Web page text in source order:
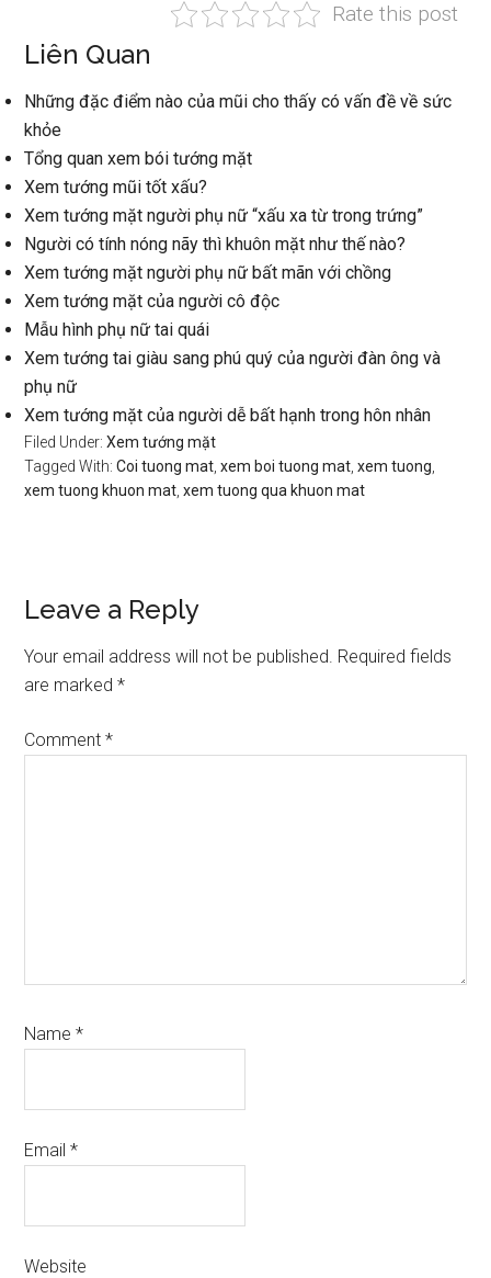
Rate this post
Liên Quan
Những đặc điểm nào của mũi cho thấy có vấn đề về sức
khỏe
Tổng quan xem bói tướng mặt
Xem tướng mũi tốt xấu?
Xem tướng mặt người phụ nữ “xấu xa từ trong trứng”
Người có tính nóng nãy thì khuôn mặt như thế nào?
Xem tướng mặt người phụ nữ bất mãn với chồng
Xem tướng mặt của người cô độc
Mẫu hình phụ nữ tai quái
Xem tướng tai giàu sang phú quý của người đàn ông và
phụ nữ
Xem tướng mặt của người dễ bất hạnh trong hôn nhân
Filed Under:Xem tướng mặt
Tagged With:Coi tuong mat ,xem boi tuong mat ,xem tuong
xem tuong khuon mat ,xem tuong qua khuon mat
Reader
Interactions
Leave a Reply
Your email address will not be published. Required fields
are marked*
Comment*
Name*
Email*
Website